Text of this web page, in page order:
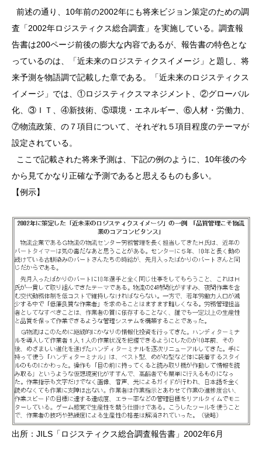
前述の通り、10年前の2002年にも将来ビジョン策定のための調
査「2002年ロジスティクス総合調査」を実施している。調査報
告書は200ページ前後の膨大な内容であるが、報告書の特色とな
っているのは、「近未来のロジスティクスイメージ」と題し、将
来予測を物語調で記載した章である。「近未来のロジスティクス
イメージ」では、①ロジスティクスマネジメント、②グローバル
化、③ＩＴ、④新技術、⑤環境・エネルギー、⑥人材・労働力、
⑦物流政策、の７項目について、それぞれ５項目程度のテーマが
設定されている。
ここで記載された将来予測は、下記の例のように、10年後の今
から見てかなり正確な予測であると思えるものも多い。
【例示】
出所：JILS「ロジスティクス総合調査報告書」2002年6月